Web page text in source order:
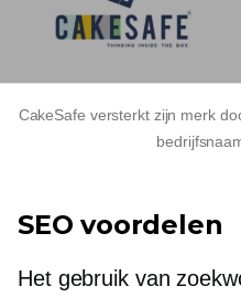
CakeSafe versterkt zijn merk
SEO voordelen
Het gebruik van